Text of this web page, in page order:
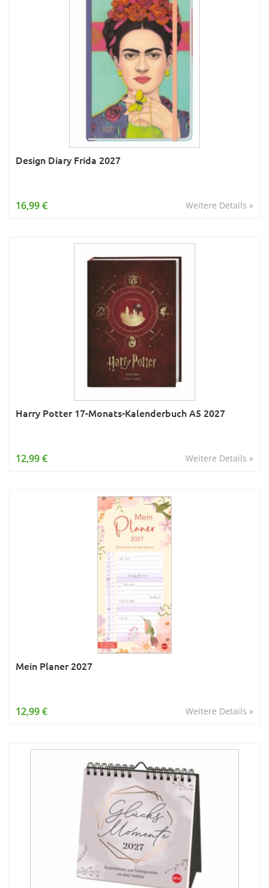
Design Diary Frida 2027
Weitere Details »
16,99 €
Harry Potter 17-Monats-Kalenderbuch A5 2027
Weitere Details »
12,99 €
Mein Planer 2027
Weitere Details »
12,99 €